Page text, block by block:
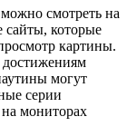
смотреть на
сайты, которые
картины.
достижениям
могут
серии
мониторах